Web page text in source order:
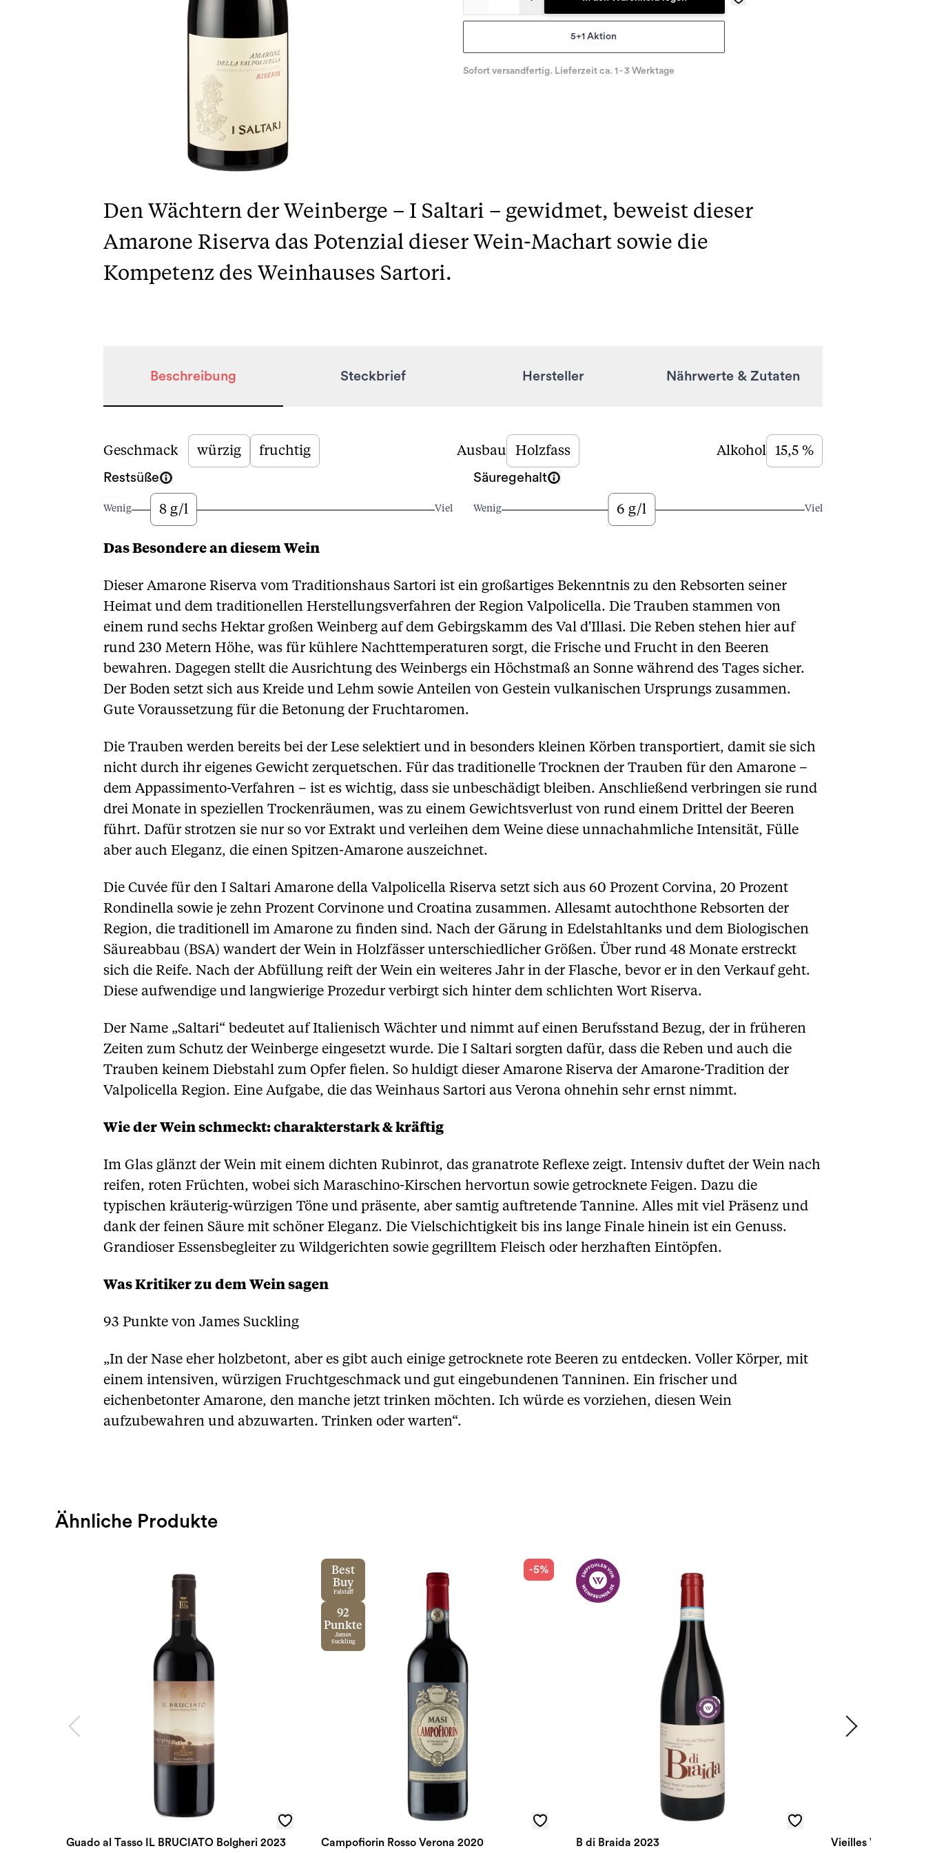
5+1 Aktion
Sofort versandfertig. Lieferzeit ca. 1 - 3 Werktage
Den Wächtern der Weinberge – I Saltari – gewidmet, beweist dieser
Amarone Riserva das Potenzial dieser Wein-Machart sowie die
Kompetenz des Weinhauses Sartori.
Beschreibung Steckbrief Hersteller Nährwerte & Zutaten
Beschreibung
Geschmack würzig fruchtig Ausbau Holzfass Alkohol
15,5 %
Restsüße
Wenig 8 g/l Viel
Säuregehalt
Wenig 6 g/l Viel
Das Besondere an diesem Wein
Dieser Amarone Riserva vom Traditionshaus Sartori ist ein großartiges Bekenntnis zu den Rebsorten seiner
Heimat und dem traditionellen Herstellungsverfahren der Region Valpolicella. Die Trauben stammen von
einem rund sechs Hektar großen Weinberg auf dem Gebirgskamm des Val d'Illasi. Die Reben stehen hier auf
rund 230 Metern Höhe, was für kühlere Nachttemperaturen sorgt, die Frische und Frucht in den Beeren
bewahren. Dagegen stellt die Ausrichtung des Weinbergs ein Höchstmaß an Sonne während des Tages sicher.
Der Boden setzt sich aus Kreide und Lehm sowie Anteilen von Gestein vulkanischen Ursprungs zusammen.
Gute Voraussetzung für die Betonung der Fruchtaromen.
Die Trauben werden bereits bei der Lese selektiert und in besonders kleinen Körben transportiert, damit sie sich
nicht durch ihr eigenes Gewicht zerquetschen. Für das traditionelle Trocknen der Trauben für den Amarone –
dem Appassimento-Verfahren – ist es wichtig, dass sie unbeschädigt bleiben. Anschließend verbringen sie rund
drei Monate in speziellen Trockenräumen, was zu einem Gewichtsverlust von rund einem Drittel der Beeren
führt. Dafür strotzen sie nur so vor Extrakt und verleihen dem Weine diese unnachahmliche Intensität, Fülle
aber auch Eleganz, die einen Spitzen-Amarone auszeichnet.
Die Cuvée für den I Saltari Amarone della Valpolicella Riserva setzt sich aus 60 Prozent Corvina, 20 Prozent
Rondinella sowie je zehn Prozent Corvinone und Croatina zusammen. Allesamt autochthone Rebsorten der
Region, die traditionell im Amarone zu finden sind. Nach der Gärung in Edelstahltanks und dem Biologischen
Säureabbau (BSA) wandert der Wein in Holzfässer unterschiedlicher Größen. Über rund 48 Monate erstreckt
sich die Reife. Nach der Abfüllung reift der Wein ein weiteres Jahr in der Flasche, bevor er in den Verkauf geht.
Diese aufwendige und langwierige Prozedur verbirgt sich hinter dem schlichten Wort Riserva.
Der Name „Saltari“ bedeutet auf Italienisch Wächter und nimmt auf einen Berufsstand Bezug, der in früheren
Zeiten zum Schutz der Weinberge eingesetzt wurde. Die I Saltari sorgten dafür, dass die Reben und auch die
Trauben keinem Diebstahl zum Opfer fielen. So huldigt dieser Amarone Riserva der Amarone-Tradition der
Valpolicella Region. Eine Aufgabe, die das Weinhaus Sartori aus Verona ohnehin sehr ernst nimmt.
Wie der Wein schmeckt: charakterstark & kräftig
Im Glas glänzt der Wein mit einem dichten Rubinrot, das granatrote Reflexe zeigt. Intensiv duftet der Wein nach
reifen, roten Früchten, wobei sich Maraschino-Kirschen hervortun sowie getrocknete Feigen. Dazu die
typischen kräuterig-würzigen Töne und präsente, aber samtig auftretende Tannine. Alles mit viel Präsenz und
dank der feinen Säure mit schöner Eleganz. Die Vielschichtigkeit bis ins lange Finale hinein ist ein Genuss.
Grandioser Essensbegleiter zu Wildgerichten sowie gegrilltem Fleisch oder herzhaften Eintöpfen.
Was Kritiker zu dem Wein sagen
93 Punkte von James Suckling
„In der Nase eher holzbetont, aber es gibt auch einige getrocknete rote Beeren zu entdecken. Voller Körper, mit
einem intensiven, würzigen Fruchtgeschmack und gut eingebundenen Tanninen. Ein frischer und
eichenbetonter Amarone, den manche jetzt trinken möchten. Ich würde es vorziehen, diesen Wein
aufzubewahren und abzuwarten. Trinken oder warten“.
Ähnliche Produkte
Guado al Tasso IL BRUCIATO Bolgheri 2023
Best
Buy
Falstaff
92
Punkte
James
Suckling
-5%
Campofiorin Rosso Verona 2020 B di Braida 2023
Vieilles Vignes